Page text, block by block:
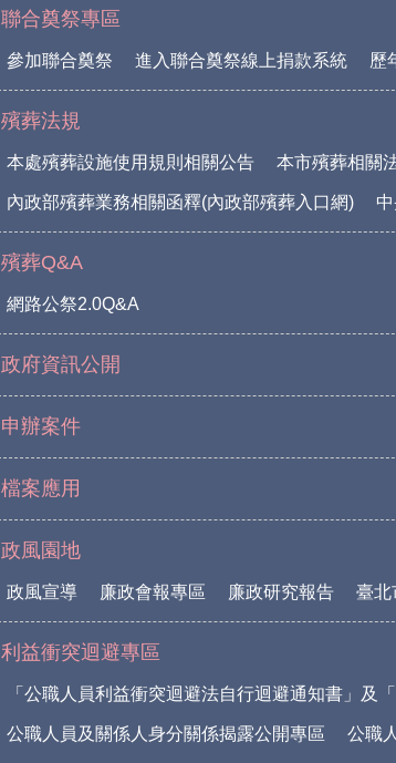
聯合奠祭專區
參加聯合奠祭 進入聯合奠祭線上捐款系統 歷
殯葬法規
本處殯葬設施使用規則相關公告 本市殯葬相關
內政部殯葬業務相關函釋(內政部殯葬入口網)
殯葬Q&A
網路公祭2.0Q&A
政府資訊公開
申辦案件
檔案應用
政風園地
政風宣導 廉政會報專區 廉政研究報告 臺北
利益衝突迴避專區
「公職人員利益衝突迴避法自行迴避通知書」及
公職人員及關係人身分關係揭露公開專區 公職